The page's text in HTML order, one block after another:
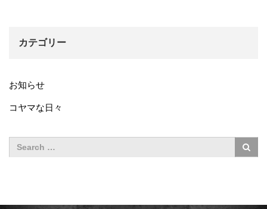
カテゴリー
お知らせ
コヤマな日々